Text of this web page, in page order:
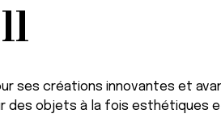
ses créations innovantes et
des objets à la fois esthétiques